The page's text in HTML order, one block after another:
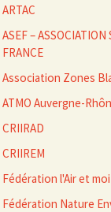
ARTAC
ASEF –
FRANCE
Association Zones
ATMO Auvergne-
CRIIRAD
CRIIREM
Fédération l'Air et moi
Fédération Nature